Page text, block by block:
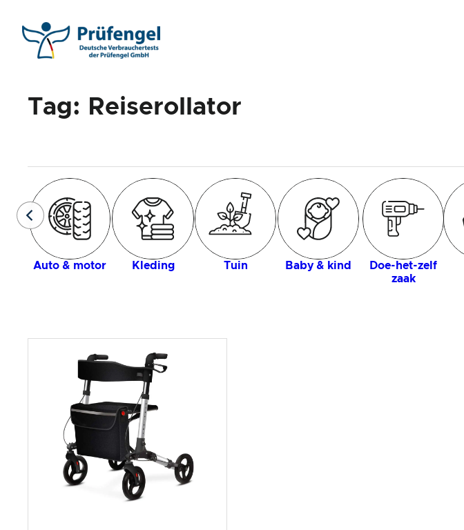
naar
Tag: Reiserollator
Auto & motor Kleding Tuin Baby & kind
Doe-het-zelf
zaak